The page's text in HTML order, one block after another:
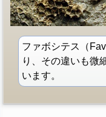
ファボシテス（
り、その違いも微
います。